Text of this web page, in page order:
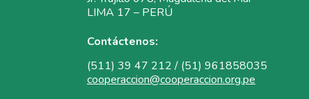
LIMA 17 – PERÚ
Contáctenos:
(511) 39 47 212 / (51) 961858035
cooperaccion@cooperaccion.org.pe